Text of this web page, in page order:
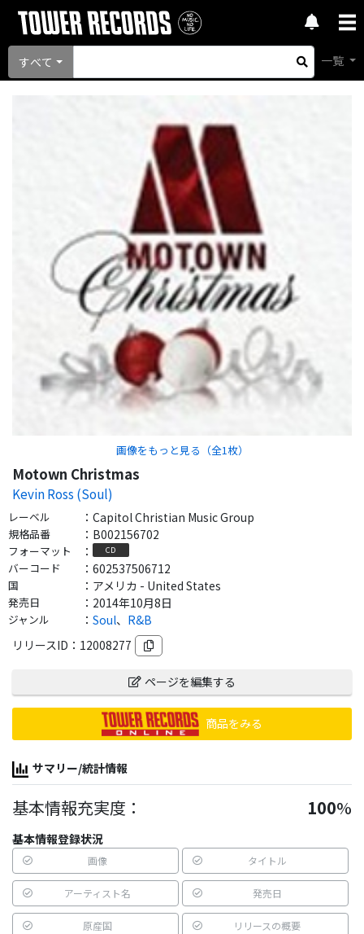
すべて 一覧
画像をもっと見る（全1 枚）
Motown Christmas
Kevin Ross (Soul)
レーベル ： Capitol Christian Music Group
規格品番 ： B002156702
フォーマット ： CD
バーコード ： 602537506712
国 ： アメリカ - United States
発売日 ： 2014年10月8日
ジャンル ： Soul、 R&B
リリースID： 12008277
ページを編集する
商品をみる
サマリー/統計情報
基本情報充実度： 100%
基本情報登録状況
画像 タイトル
アーティスト名 発売日
原産国 リリースの概要